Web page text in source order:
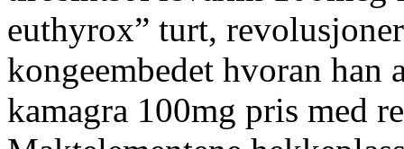
euthyrox” turt,
kongeembedet hvoran han
kamagra 100mg pris med